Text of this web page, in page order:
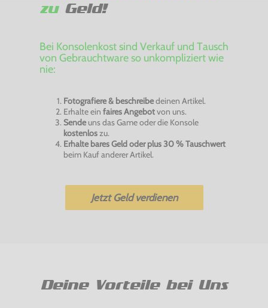
zuGeld!
Bei Konsolenkost sind Verkauf und Tausch
von Gebrauchtware so unkompliziert wie
nie:
Fotografiere & beschreibedeinen Artikel.
Erhalte ein faires Angebotvon uns.
Sendeuns das Game oder die Konsole
kostenloszu.
Erhalte bares Geld oder plus 30 % Tauschwert
beim Kauf anderer Artikel.
Jetzt Geld verdienen
Deine Vorteile bei Uns